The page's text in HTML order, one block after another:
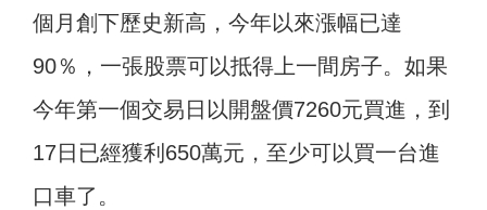
個月創下歷史新高，今年以來漲幅已達
90％，一張股票可以抵得上一間房子。如果
今年第一個交易日以開盤價7260元買進，到
17日已經獲利650萬元，至少可以買一台進
口車了。